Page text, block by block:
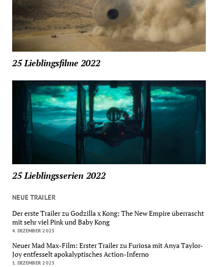
25 Lieblingsfilme 2022
25 Lieblingsserien 2022
NEUE TRAILER
Der erste Trailer zu Godzilla x Kong: The New Empire überrascht
mit sehr viel Pink und Baby Kong
4. DEZEMBER 2023
Neuer Mad Max-Film: Erster Trailer zu Furiosa mit Anya Taylor-
Joy entfesselt apokalyptisches Action-Inferno
1. DEZEMBER 2023